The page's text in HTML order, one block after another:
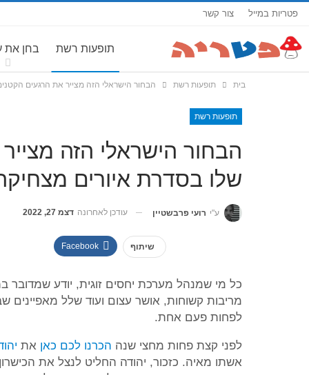
פטריות במייל צור קשר
תופעות רשת בחן את
בית תופעות רשת הבחור הישראלי הזה מצייר את הרגעים
תופעות רשת
הבחור הישראלי הזה
שלו בסדרת איורים
ע"י רועי פרבשטיין עודכן לאחרונה דצמ 27, 2022
שיתוף Facebook
כל מי שמנהל מערכת יחסים זוגית, יודע
מריבות קשוחות, אושר עצום ועוד שלל מאפיינים
לפחות פעם אחת.
לפני קצת פחות מחצי שנה הכרנו לכם כאן את
אשתו מאיה. כזכור, יהודה החליט לנצל את